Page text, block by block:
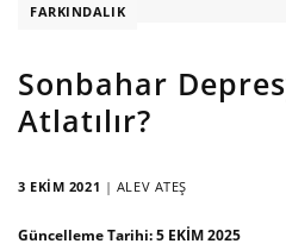
FARKINDALIK
Sonbahar
Atlatılır?
3 EKIM 2021 | ALEV ATEŞ
Güncelleme Tarihi:5 EKIM 2025